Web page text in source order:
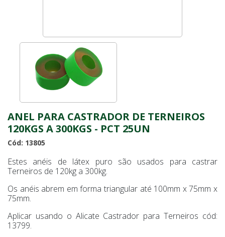
ANEL PARA CASTRADOR DE TERNEIROS
120KGS A 300KGS - PCT 25UN
Cód: 13805
Estes anéis de látex puro são usados para castrar
Terneiros de 120kg a 300kg.
Os anéis abrem em forma triangular até 100mm x 75mm x
75mm.
Aplicar usando o Alicate Castrador para Terneiros cód:
13799.